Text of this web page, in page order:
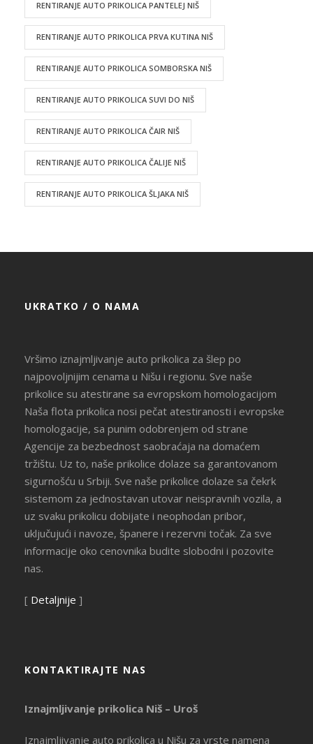
RENTIRANJE AUTO PRIKOLICA PANTELEJ NIŠ
RENTIRANJE AUTO PRIKOLICA PRVA KUTINA NIŠ
RENTIRANJE AUTO PRIKOLICA SOMBORSKA NIŠ
RENTIRANJE AUTO PRIKOLICA SUVI DO NIŠ
RENTIRANJE AUTO PRIKOLICA ČAIR NIŠ
RENTIRANJE AUTO PRIKOLICA ČALIJE NIŠ
RENTIRANJE AUTO PRIKOLICA ŠLJAKA NIŠ
UKRATKO / O NAMA
Vršimo iznajmljivanje auto prikolica za šlep po
najpovoljnijim cenama u Nišu i regionu. Sve naše
prikolice su atestirane sa evropskom homologacijom
Naša flota prikolica nosi pečat atestiranosti i evropske
homologacije, sa punim odobrenjem od strane
Agencije za bezbednost saobraćaja na domaćem
tržištu. Uz to, naše prikolice dolaze sa garantovanom
sigurnošću u Srbiji. Sve naše prikolice dolaze sa čekrk
sistemom za jednostavan utovar neispravnih vozila, a
uz svaku prikolicu dobijate i neophodan pribor,
uključujući i navoze, španere i rezervni točak. Za sve
informacije oko cenovnika budite slobodni i pozovite
nas.
[ Detaljnije ]
KONTAKTIRAJTE NAS
Iznajmljivanje prikolica Niš – Uroš
Iznajmljivanje auto prikolica u Nišu za vrste namena